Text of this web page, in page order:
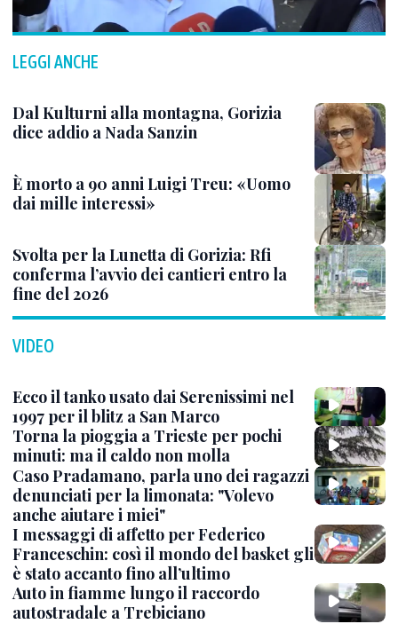
LEGGI ANCHE
Dal Kulturni alla montagna, Gorizia
dice addio a Nada Sanzin
È morto a 90 anni Luigi Treu: «Uomo
dai mille interessi»
Svolta per la Lunetta di Gorizia: Rfi
conferma l’avvio dei cantieri entro la
fine del 2026
VIDEO
Ecco il tanko usato dai Serenissimi nel
1997 per il blitz a San Marco
Torna la pioggia a Trieste per pochi
minuti: ma il caldo non molla
Caso Pradamano, parla uno dei ragazzi
denunciati per la limonata: "Volevo
anche aiutare i miei"
I messaggi di affetto per Federico
Franceschin: così il mondo del basket gli
è stato accanto fino all’ultimo
Auto in fiamme lungo il raccordo
autostradale a Trebiciano